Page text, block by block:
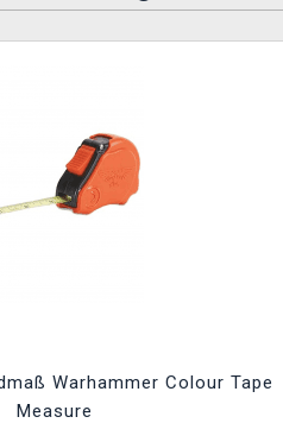
Warhammer Colour Tape
Measure